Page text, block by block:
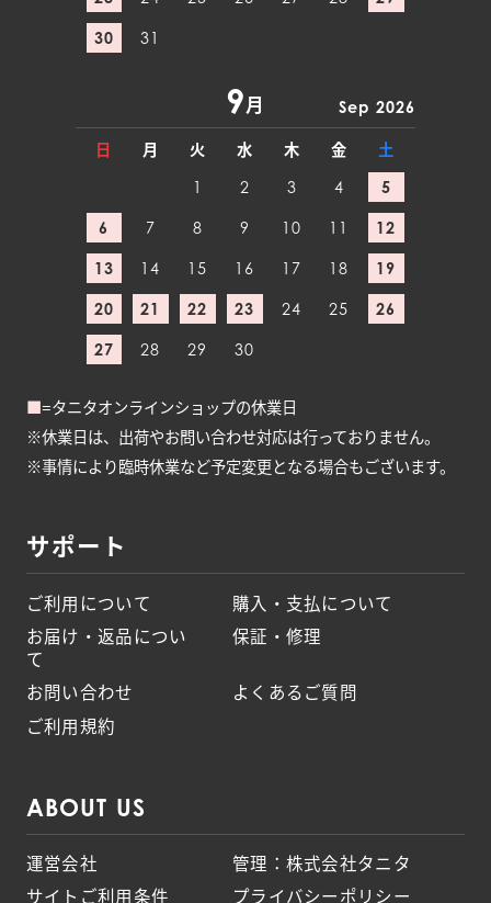
30 31
9月 Sep 2026
日 月 火 水 木 金
土
1
2 3 4 5
6 7 8 9 10 11 12
13 14 15 16 17 18 19
20 21 22 23 24 25 26
27 28 29 30
■=タニタオンラインショップの休業日
※休業日は、出荷やお問い合わせ対応は行っておりません。
※事情により臨時休業など予定変更となる場合もございます。
サポート
ご利用について
購入・支払について
お届け・返品につい
て
保証・修理
お問い合わせ
よくあるご質問
ご利用規約
ABOUT US
運営会社
管理：株式会社タニタ
サイトご利用条件
プライバシーポリシー